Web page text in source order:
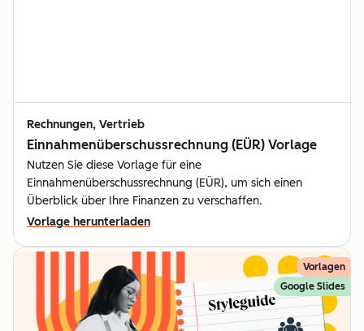
Rechnungen, Vertrieb
Einnahmenüberschussrechnung (EÜR) Vorlage
Nutzen Sie diese Vorlage für eine
Einnahmenüberschussrechnung (EÜR), um sich einen
Überblick über Ihre Finanzen zu verschaffen.
Vorlage herunterladen
Vorlagen
Google Slides